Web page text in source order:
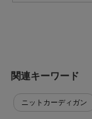
関連キーワード
ニットカーディガン